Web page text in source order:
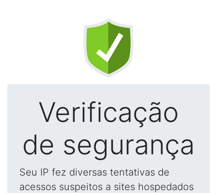
Verificação
de segurança
Seu IP fez diversas tentativas de
acessos suspeitos a sites hospedados